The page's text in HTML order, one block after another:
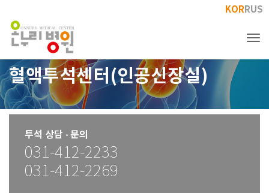
KORRUS
혈액투석센터(인공신장실)
투석 상담 ‧ 문의
031-412-2233
031-412-2269